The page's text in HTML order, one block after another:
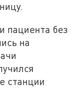
пациента без
на
станции